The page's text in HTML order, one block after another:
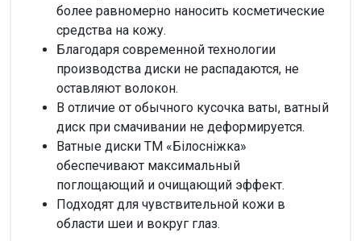
более равномерно наносить косметические
средства на кожу.
Благодаря современной технологии
производства диски не распадаются, не
оставляют волокон.
В отличие от обычного кусочка ваты, ватный
диск при смачивании не деформируется.
Ватные диски ТМ «Білосніжка»
обеспечивают максимальный
поглощающий и очищающий эффект.
Подходят для чувствительной кожи в
области шеи и вокруг глаз.